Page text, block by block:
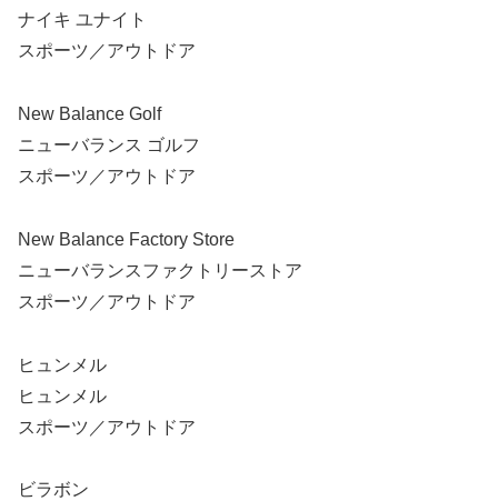
ナイキ ユナイト
スポーツ／アウトドア
New Balance Golf
ニューバランス ゴルフ
スポーツ／アウトドア
New Balance Factory Store
ニューバランスファクトリーストア
スポーツ／アウトドア
ヒュンメル
ヒュンメル
スポーツ／アウトドア
ビラボン